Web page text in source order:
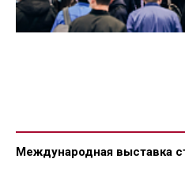
Международная выставка